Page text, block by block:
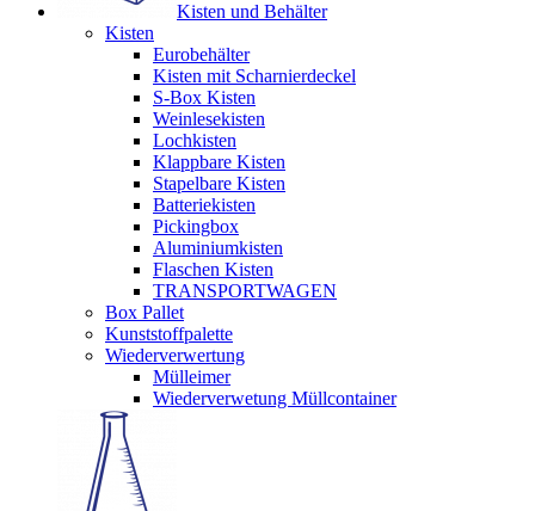
Kisten und Behälter
Kisten
Eurobehälter
Kisten mit Scharnierdeckel
S-Box Kisten
Weinlesekisten
Lochkisten
Klappbare Kisten
Stapelbare Kisten
Batteriekisten
Pickingbox
Aluminiumkisten
Flaschen Kisten
TRANSPORTWAGEN
Box Pallet
Kunststoffpalette
Wiederverwertung
Mülleimer
Wiederverwetung Müllcontainer